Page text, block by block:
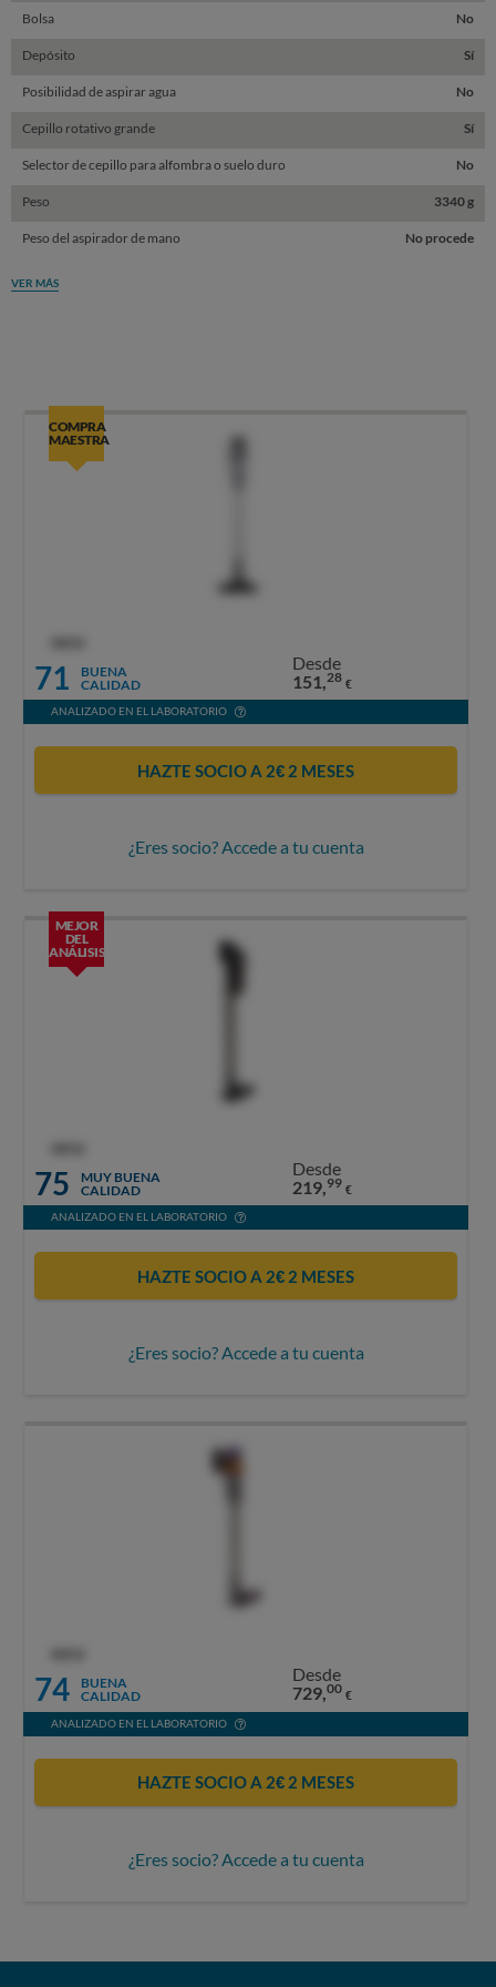
Bolsa No
Depósito Sí
Posibilidad de aspirar agua No
Cepillo rotativo grande Sí
Selector de cepillo para alfombra o suelo duro No
Peso 3340 g
Peso del aspirador de mano No procede
VER MÁS
COMPRA
MAESTRA
71
BUENA
CALIDAD
Desde
151,28 €
ANALIZADO EN EL LABORATORIO
HAZTE SOCIO A 2€ 2 MESES
¿Eres socio? Accede a tu cuenta
MEJOR
DEL
ANÁLISIS
75
MUY BUENA
CALIDAD
Desde
219,99 €
ANALIZADO EN EL LABORATORIO
HAZTE SOCIO A 2€ 2 MESES
¿Eres socio? Accede a tu cuenta
74
BUENA
CALIDAD
Desde
729,00 €
ANALIZADO EN EL LABORATORIO
HAZTE SOCIO A 2€ 2 MESES
¿Eres socio? Accede a tu cuenta